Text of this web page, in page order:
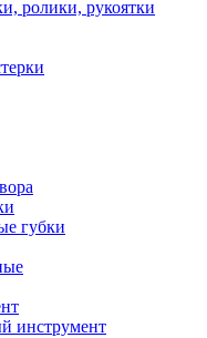
ролики, рукоятки
губки
инструмент